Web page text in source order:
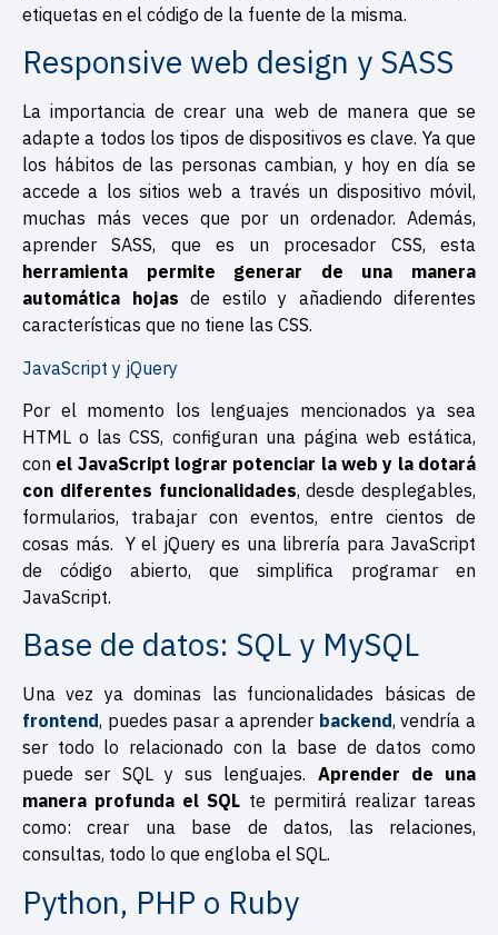
etiquetas en el código de la fuente de la misma.
Responsive web design y SASS
La importancia de crear una web de manera que se
adapte a todos los tipos de dispositivos es clave. Ya que
los hábitos de las personas cambian, y hoy en día se
accede a los sitios web a través un dispositivo móvil,
muchas más veces que por un ordenador. Además,
aprender SASS, que es un procesador CSS, esta
herramienta permite generar de una manera
automática hojas de estilo y añadiendo diferentes
características que no tiene las CSS.
JavaScript y jQuery
Por el momento los lenguajes mencionados ya sea
HTML o las CSS, configuran una página web estática,
con el JavaScript lograr potenciar la web y la dotará
con diferentes funcionalidades, desde desplegables,
formularios, trabajar con eventos, entre cientos de
cosas más. Y el jQuery es una librería para JavaScript
de código abierto, que simplifica programar en
JavaScript.
Base de datos: SQL y MySQL
Una vez ya dominas las funcionalidades básicas de
frontend, puedes pasar a aprender backend, vendría a
ser todo lo relacionado con la base de datos como
puede ser SQL y sus lenguajes. Aprender de una
manera profunda el SQL te permitirá realizar tareas
como: crear una base de datos, las relaciones,
consultas, todo lo que engloba el SQL.
Python, PHP o Ruby